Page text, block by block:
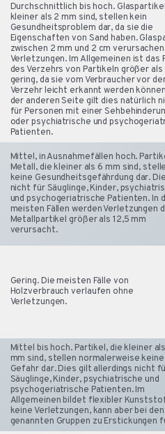
Durchschnittlich bis hoch.
kleiner als 2 mm sind, stellen kein
Gesundheitsproblem dar, da sie die
Eigenschaften von Sand haben.
zwischen 2 mm und 2 cm verursachen
Verletzungen. Im Allgemeinen ist das
des Verzehrs von Partikeln größer als
gering, da sie vom Verbraucher vor
Verzehr leicht erkannt werden
der anderen Seite gilt dies natürlich
für Personen mit einer
oder psychiatrische und
Patienten.
Mittel, in Ausnahmefällen hoch.
Metall, die kleiner als 6 mm sind,
keine Gesundheitsgefährdung dar.
nicht für Säuglinge, Kinder,
und psychogeriatrische Patienten. In
meisten Fällen werden Verletzungen
Metallpartikel größer als 12,5 mm
verursacht.
Gering. Die meisten Fälle von
Holzverbrauch verlaufen ohne
Verletzungen.
Mittel bis hoch. Partikel, die kleiner
mm sind, stellen normalerweise keine
Gefahr dar. Dies gilt allerdings nicht
Säuglinge, Kinder, psychiatrische und
psychogeriatrische Patienten. Im
Allgemeinen bildet flexibler
keine Verletzungen, kann aber bei
genannten Gruppen zu Erstickungen